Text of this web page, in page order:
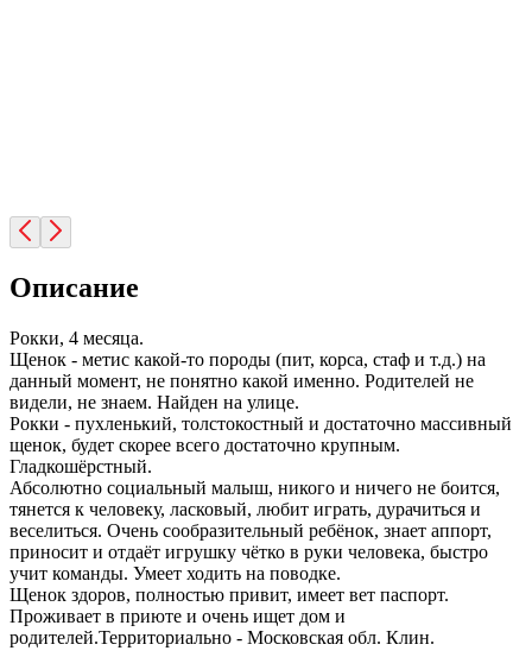
Описание
Рокки, 4 месяца.
Щенок - метис какой-то породы (пит, корса, стаф и т.д.) на
данный момент, не понятно какой именно. Родителей не
видели, не знаем. Найден на улице.
Рокки - пухленький, толстокостный и достаточно массивный
щенок, будет скорее всего достаточно крупным.
Гладкошёрстный.
Абсолютно социальный малыш, никого и ничего не боится,
тянется к человеку, ласковый, любит играть, дурачиться и
веселиться. Очень сообразительный ребёнок, знает аппорт,
приносит и отдаёт игрушку чётко в руки человека, быстро
учит команды. Умеет ходить на поводке.
Щенок здоров, полностью привит, имеет вет паспорт.
Проживает в приюте и очень ищет дом и
родителей.Территориально - Московская обл. Клин.